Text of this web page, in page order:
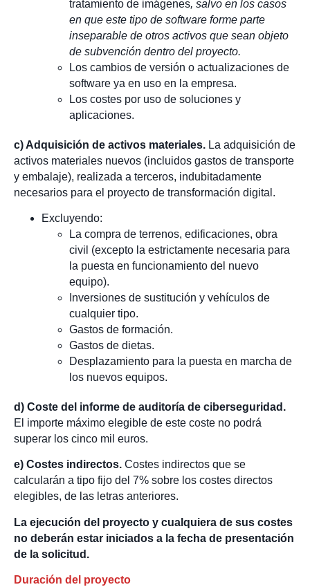
tratamiento de imágenes, salvo en los casos
en que este tipo de software forme parte
inseparable de otros activos que sean objeto
de subvención dentro del proyecto.
Los cambios de versión o actualizaciones de
software ya en uso en la empresa.
Los costes por uso de soluciones y
aplicaciones.
c) Adquisición de activos materiales. La adquisición de
activos materiales nuevos (incluidos gastos de transporte
y embalaje), realizada a terceros, indubitadamente
necesarios para el proyecto de transformación digital.
Excluyendo:
La compra de terrenos, edificaciones, obra
civil (excepto la estrictamente necesaria para
la puesta en funcionamiento del nuevo
equipo).
Inversiones de sustitución y vehículos de
cualquier tipo.
Gastos de formación.
Gastos de dietas.
Desplazamiento para la puesta en marcha de
los nuevos equipos.
d) Coste del informe de auditoría de ciberseguridad.
El importe máximo elegible de este coste no podrá
superar los cinco mil euros.
e) Costes indirectos. Costes indirectos que se
calcularán a tipo fijo del 7% sobre los costes directos
elegibles, de las letras anteriores.
La ejecución del proyecto y cualquiera de sus costes
no deberán estar iniciados a la fecha de presentación
de la solicitud.
Duración del proyecto